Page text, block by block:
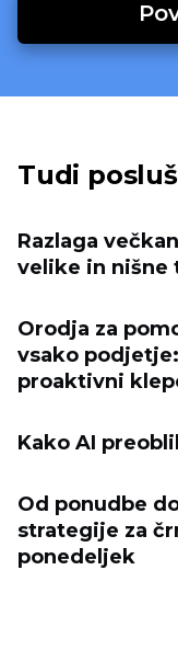
Tudi
Razlaga
velike in nišne
Orodja za
vsako
proaktivni
Kako AI
Od ponudbe
strategije za
ponedeljek